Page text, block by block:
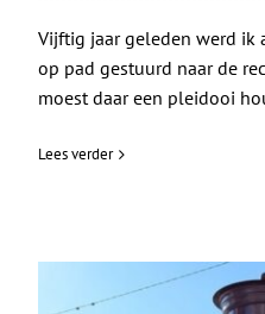
Vijftig jaar geleden werd ik
op pad gestuurd naar de
moest daar een pleidooi
Lees verder